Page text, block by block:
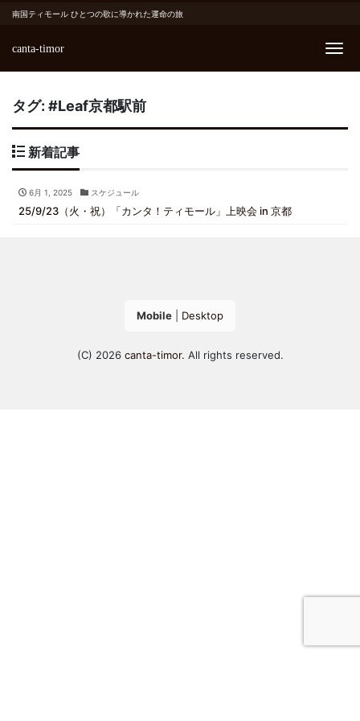
南国ティモール ひとつの歌に導かれた運命の旅
canta-timor
タグ: #Leaf京都駅前
新着記事
6月 1, 2025 スケジュール
25/9/23（火・祝）「カンタ！ティモール」上映会 in 京都
Mobile Desktop
(C) 2026 canta-timor. All rights reserved.